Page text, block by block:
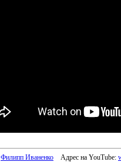
Филипп Иваненко Адрес на YouTube: